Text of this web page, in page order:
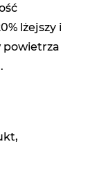
lżejszy i
powietrza